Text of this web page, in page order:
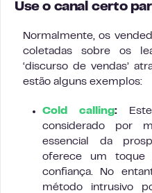
Use o canal certo
Normalmente, os
coletadas sobre os
‘discurso de vendas’
estão alguns exemplos:
Cold calling:Este
considerado por
essencial da
oferece um toque
confiança. No
método intrusivo